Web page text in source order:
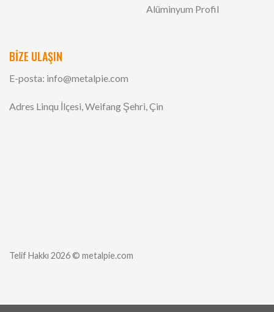
Alüminyum Profil
BİZE ULAŞIN
E-posta: info@metalpie.com
Adres Linqu İlçesi, Weifang Şehri, Çin
Telif Hakkı 2026 © metalpie.com